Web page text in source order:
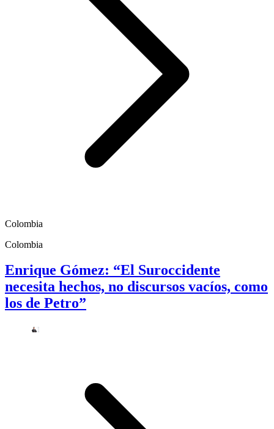
Colombia
Colombia
Enrique Gómez: “El Suroccidente
necesita hechos, no discursos vacíos, como
los de Petro”